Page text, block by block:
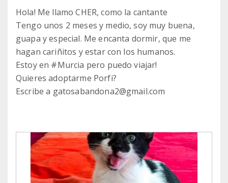
Hola! Me llamo CHER, como la cantante
Tengo unos 2 meses y medio, soy muy buena,
guapa y especial. Me encanta dormir, que me
hagan cariñitos y estar con los humanos.
Estoy en #Murcia pero puedo viajar!
Quieres adoptarme Porfi?
Escribe a gatosabandona2@gmail.com